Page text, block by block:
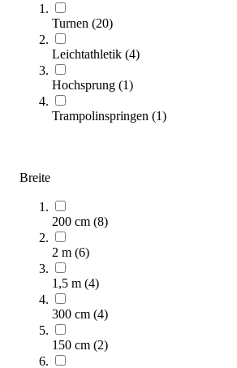
Turnen (20)
Leichtathletik (4)
Hochsprung (1)
Trampolinspringen (1)
Breite
200 cm (8)
2 m (6)
1,5 m (4)
300 cm (4)
150 cm (2)
399,00 €
Zum Produkt
Sofort lieferbar
SPIETH® Superweichboden
2.227,00 €
Zum Produkt
Varianten zur Auswahl
Längere Lieferzeit